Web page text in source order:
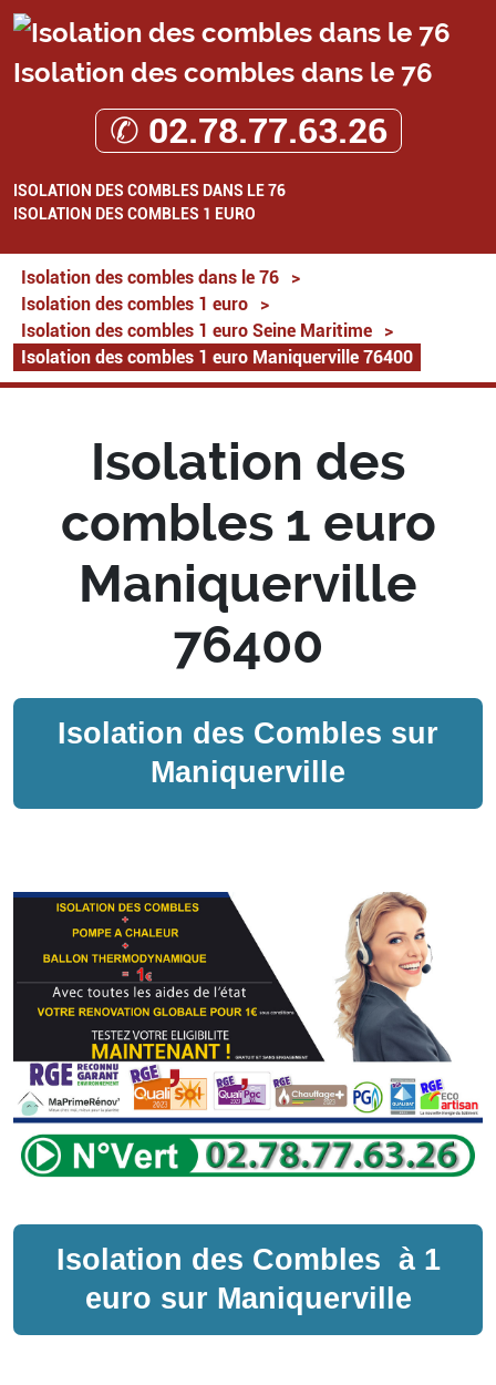
Isolation des combles dans le 76
✆ 02.78.77.63.26
ISOLATION DES COMBLES DANS LE 76
ISOLATION DES COMBLES 1 EURO
Isolation des combles dans le 76
>
Isolation des combles 1 euro
>
Isolation des combles 1 euro Seine Maritime
>
Isolation des combles 1 euro Maniquerville 76400
Isolation des
combles 1 euro
Maniquerville
76400
Isolation des Combles sur
Maniquerville
Isolation des Combles à 1
euro sur Maniquerville